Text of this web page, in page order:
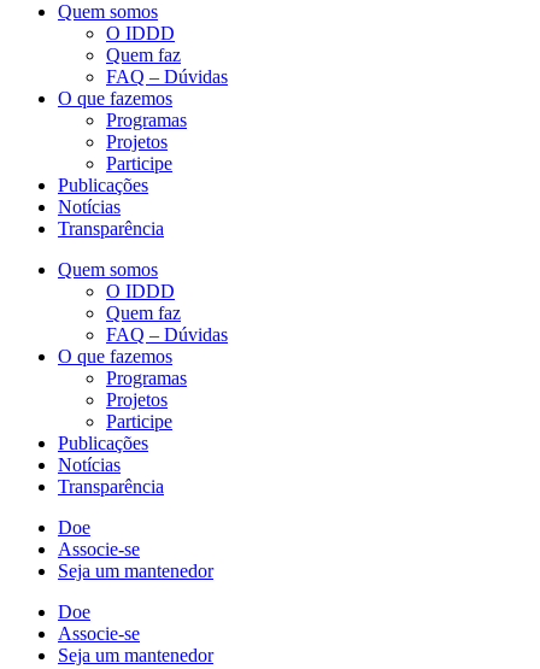
Quem somos
O IDDD
Quem faz
FAQ – Dúvidas
O que fazemos
Programas
Projetos
Participe
Publicações
Notícias
Transparência
Quem somos
O IDDD
Quem faz
FAQ – Dúvidas
O que fazemos
Programas
Projetos
Participe
Publicações
Notícias
Transparência
Doe
Associe-se
Seja um mantenedor
Doe
Associe-se
Seja um mantenedor